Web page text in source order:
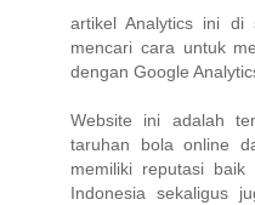
artikel Analytics ini di
mencari cara untuk
dengan Google
Website ini adalah
taruhan bola online
memiliki reputasi
Indonesia sekaligus